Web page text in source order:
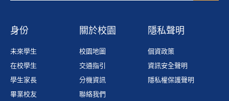
身份
未來學生
在校學生
學生家長
畢業校友
關於校園
校園地圖
交通指引
分機資訊
聯絡我們
隱私聲明
個資政策
資訊安全聲明
隱私權保護聲明